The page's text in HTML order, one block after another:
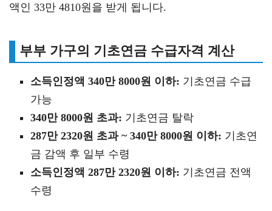
액인 33만 4810원을 받게 됩니다.
부부 가구의 기초연금 수급자격 계산
소득인정액 340만 8000원 이하: 기초연금 수급
가능
340만 8000원 초과: 기초연금 탈락
287만 2320원 초과 ~ 340만 8000원 이하: 기초연
금 감액 후 일부 수령
소득인정액 287만 2320원 이하: 기초연금 전액
수령